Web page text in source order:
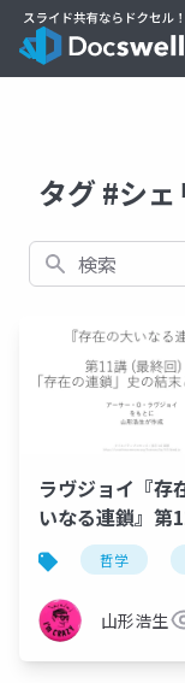
タグ #シ
検索
ラヴジョイ『存
いなる連鎖』第
終回)「存在の連
の結末とその教
哲学
山形浩生